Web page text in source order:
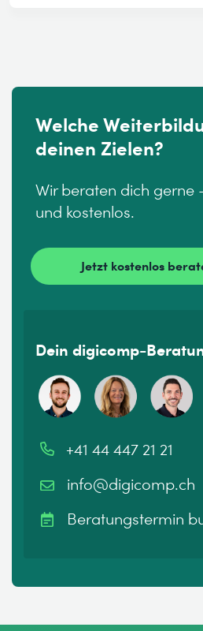
Welche
deinen Zielen?
Wir beraten dich gerne
und kostenlos.
Jetzt kostenlos
Dein digicomp-
+41 44 447 21 21
info@digicomp.ch
Beratungstermin